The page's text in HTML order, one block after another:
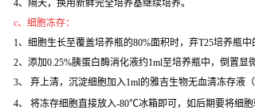
4、隔天，换用新鲜完全培养基继续培养。
c、细胞冻存：
1、细胞生长至覆盖培养瓶的80%面积时，弃T25培养瓶中
2、添加0.25%胰蛋白酶消化液约1ml至培养瓶中，倒置显
3、 弃上清，沉淀细胞加入1ml的雅吉生物无血清冻存液
4、 将冻存细胞直接放入-80℃冰箱即可，如后期要将细